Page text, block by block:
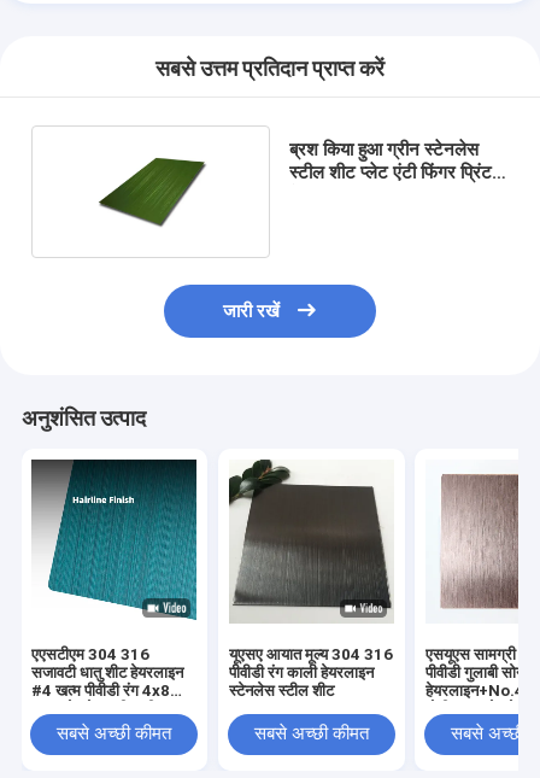
सबसे उत्तम प्रतिदान प्राप्त करें
ब्रश किया हुआ ग्रीन स्टेनलेस
स्टील शीट प्लेट एंटी फिंगर प्रिंट
जारी रखें
अनुशंसित उत्पाद
एएसटीएम 304 316
सजावटी धातु शीट हेयरलाइन
#4 खत्म पीवीडी रंग 4x8
सबसे अच्छी कीमत
यूएसए आयात मूल्य 304 316
पीवीडी रंग काली हेयरलाइन
स्टेनलेस स्टील शीट
सबसे अच्छी कीमत
एसयूएस सामग्री
पीवीडी गुलाबी सोने
हेयरलाइन+No.4
बनावटसबसे अच्छी